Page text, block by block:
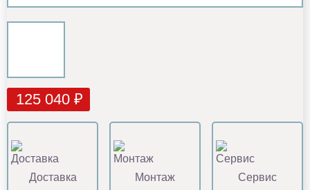
125 040 ₽
Доставка Монтаж Сервис